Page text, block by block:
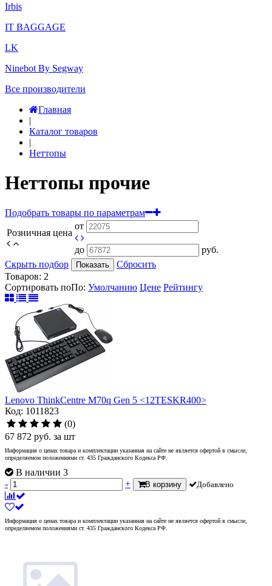
Irbis
IT BAGGAGE
LK
Ninebot By Segway
Все производители
Главная
|
Каталог товаров
|
Неттопы
Неттопы прочие
Подобрать товары по параметрам
Розничная цена
от
до
руб.
Скрыть подбор
Показать
Сбросить
Товаров: 2
Сортировать поПо: Умолчанию Цене Рейтингу
Lenovo ThinkCentre M70q Gen 5 <12TESKR400>
Код: 1011823
(0)
67 872 руб. за шт
Информация о ценах товара и комплектации указанная на сайте не является офертой в смысле,
определяемом положениями ст. 435 Гражданского Кодекса РФ.
В наличии 3
-
+ В корзину Добавлено
Информация о ценах товара и комплектации указанная на сайте не является офертой в смысле,
определяемом положениями ст. 435 Гражданского Кодекса РФ.